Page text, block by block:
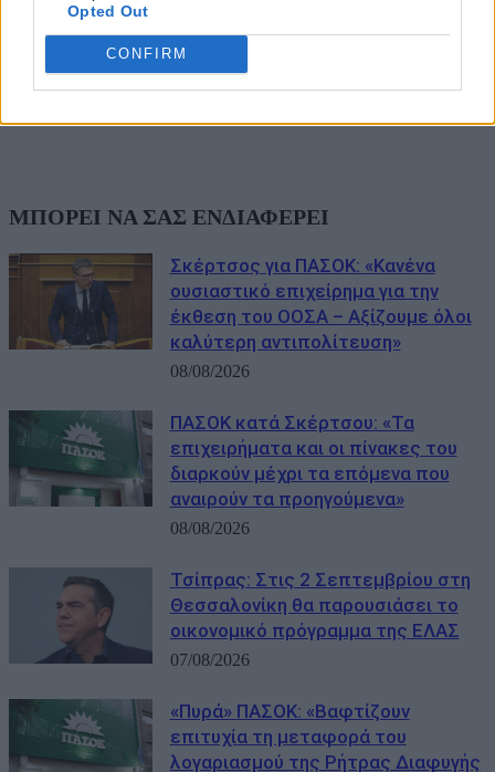
Opted Out
CONFIRM
ΜΠΟΡΕΙ ΝΑ ΣΑΣ ΕΝΔΙΑΦΕΡΕΙ
Σκέρτσος για ΠΑΣΟΚ: «Κανένα
ουσιαστικό επιχείρημα για την
έκθεση του ΟΟΣΑ – Αξίζουμε όλοι
καλύτερη αντιπολίτευση»
08/08/2026
ΠΑΣΟΚ κατά Σκέρτσου: «Τα
επιχειρήματα και οι πίνακες του
διαρκούν μέχρι τα επόμενα που
αναιρούν τα προηγούμενα»
08/08/2026
Τσίπρας: Στις 2 Σεπτεμβρίου στη
Θεσσαλονίκη θα παρουσιάσει το
οικονομικό πρόγραμμα της ΕΛΑΣ
07/08/2026
«Πυρά» ΠΑΣΟΚ: «Βαφτίζουν
επιτυχία τη μεταφορά του
λογαριασμού της Ρήτρας Διαφυγής